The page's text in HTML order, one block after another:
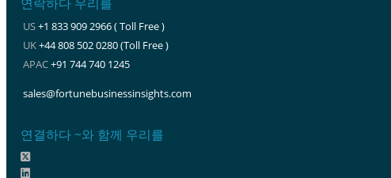
US+1 833 909 2966 ( Toll Free )
UK+44 808 502 0280 (Toll Free )
APAC+91 744 740 1245
sales@fortunebusinessinsights.com
연결하다 ~와 함께 우리를